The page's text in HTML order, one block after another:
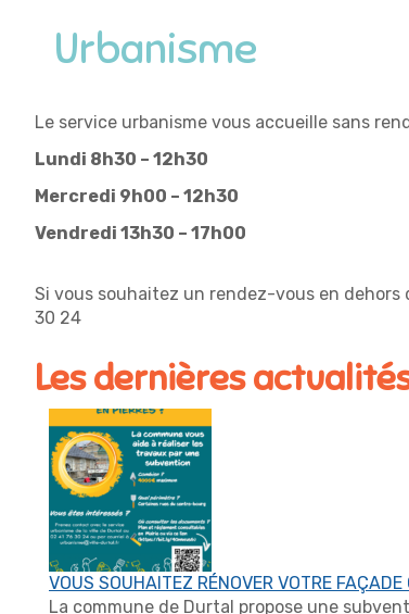
Urbanisme
Le service urbanisme vous accueille sans
Lundi 8h30 – 12h30
Mercredi 9h00 – 12h30
Vendredi 13h30 – 17h00
Si vous souhaitez un rendez-vous en dehors
30 24
Les dernières
VOUS SOUHAITEZ RÉNOVER VOTRE FAÇADE
La commune de Durtal propose une